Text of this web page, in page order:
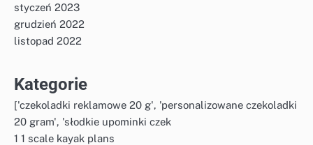
styczeń 2023
grudzień 2022
listopad 2022
Kategorie
['czekoladki reklamowe 20 g', 'personalizowane czekoladki
20 gram', 'słodkie upominki czek
1 1 scale kayak plans